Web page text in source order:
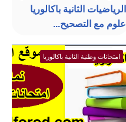
الرياضيات الثانية باكالوريا
علوم مع التصحيح...
امتحانات وطنية الثانية باكالوريا